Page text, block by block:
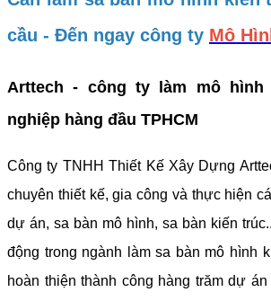
cầu - Đến ngay công ty Mô
Arttech - công ty làm mô hình
nghiệp hàng đầu TPHCM
Công ty TNHH Thiết Kế Xây Dựng
chuyên thiết kế, gia công và thực hiện
dự án, sa bàn mô hình, sa bàn kiến
động trong ngành làm sa bàn mô hình
hoàn thiện thành công hàng trăm dự